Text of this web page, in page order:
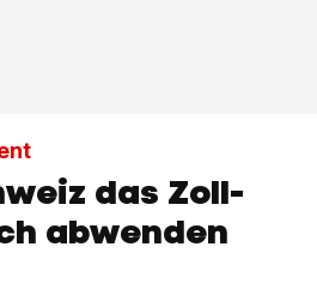
das Zoll-
abwenden